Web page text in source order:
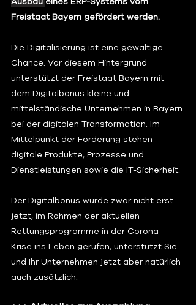
Freistaat Bayern gefördert werden.
Die Digitalisierung ist eine gewaltige
Chance. Vor diesem Hintergrund
unterstützt der Freistaat Bayern mit
dem Digitalbonus kleine und
mittelständische Unternehmen in Bayern
bei der digitalen Transformation. Im
Mittelpunkt der Förderung stehen
digitale Produkte, Prozesse und
Dienstleistungen sowie die IT-Sicherheit.
Der Digitalbonus wurde zwar nicht erst
jetzt, im Rahmen der aktuellen
Rettungsprogramme in der Corona-
Krise ins Leben gerufen, unterstützt Sie
und Ihr Unternehmen jetzt aber natürlich
auch zusätzlich.